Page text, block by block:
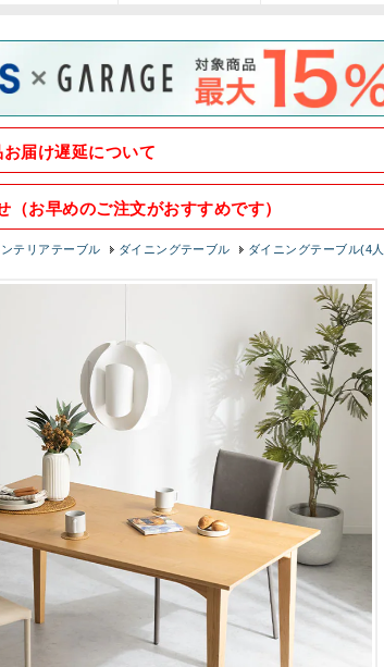
届け遅延について
（お早めのご注文がおすすめです）
テリアテーブル ダイニングテーブル ダイニングテーブル(4